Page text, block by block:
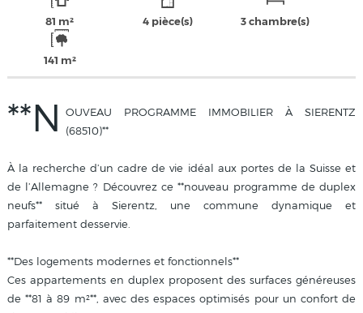
81 m² 4 pièce(s) 3 chambre(s)
141 m²
**N
OUVEAU PROGRAMME IMMOBILIER À SIERENTZ
(68510)**
À la recherche d’un cadre de vie idéal aux portes de la Suisse et
de l’Allemagne ? Découvrez ce **nouveau programme de duplex
neufs** situé à Sierentz, une commune dynamique et
parfaitement desservie.
**Des logements modernes et fonctionnels**
Ces appartements en duplex proposent des surfaces généreuses
de **81 à 89 m²**, avec des espaces optimisés pour un confort de